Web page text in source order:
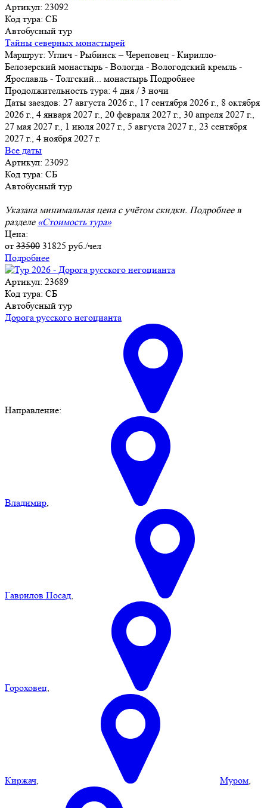
Артикул: 23092
Код тура: СБ
Автобусный тур
Тайны северных монастырей
Маршрут: Углич - Рыбинск – Череповец - Кирилло-
Белозерский монастырь - Вологда - Вологодский кремль -
Ярославль - Толгский... монастырь Подробнее
Продолжительность тура: 4 дня / 3 ночи
Даты заездов: 27 августа 2026 г., 17 сентября 2026 г., 8 октября
2026 г., 4 января 2027 г., 20 февраля 2027 г., 30 апреля 2027 г.,
27 мая 2027 г., 1 июля 2027 г., 5 августа 2027 г., 23 сентября
2027 г., 4 ноября 2027 г.
Все даты
Артикул: 23092
Код тура: СБ
Автобусный тур
Указана минимальная цена с учётом скидки. Подробнее в
разделе «Стоимость тура»
Цена:
от 33500 31825 руб./чел
Подробнее
Артикул: 23689
Код тура: СБ
Автобусный тур
Дорога русского негоцианта
Направление:
Владимир,
Гаврилов Посад,
Гороховец,
Киржач, Муром,